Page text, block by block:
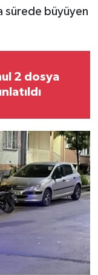
sürede büyüyen
2 dosya